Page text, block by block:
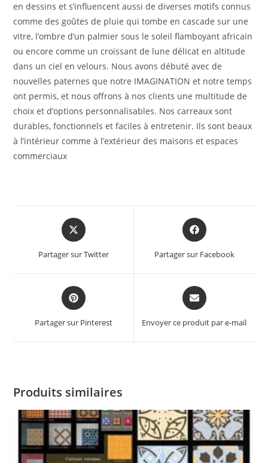
en dessins et s’influencent aussi de diverses motifs connus
comme des goûtes de pluie qui tombe en cascade sur une
vitre, l’ombre d’un palmier sous le soleil flamboyant africain
ou encore comme un croissant de lune délicat en altitude
dans un ciel en velours. Nous avons débuté avec de
nouvelles paternes que notre IMAGINATION et notre temps
ont permis, et nous offrons à nos clients une multitude de
choix et d’options personnalisables. Nos carreaux sont
durables, fonctionnels et faciles à entretenir. Ils sont beaux
à l’intérieur comme à l’extérieur des maisons et espaces
commerciaux
Partager sur Twitter Partager sur Facebook
Partager sur Pinterest Envoyer ce produit par e-mail
Produits similaires